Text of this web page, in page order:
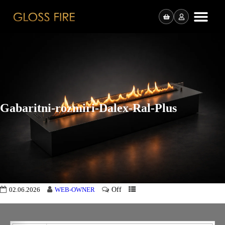
Gabaritni-rozmiri-Dalex-Ral-Plus
02.06.2026 WEB-OWNER Off